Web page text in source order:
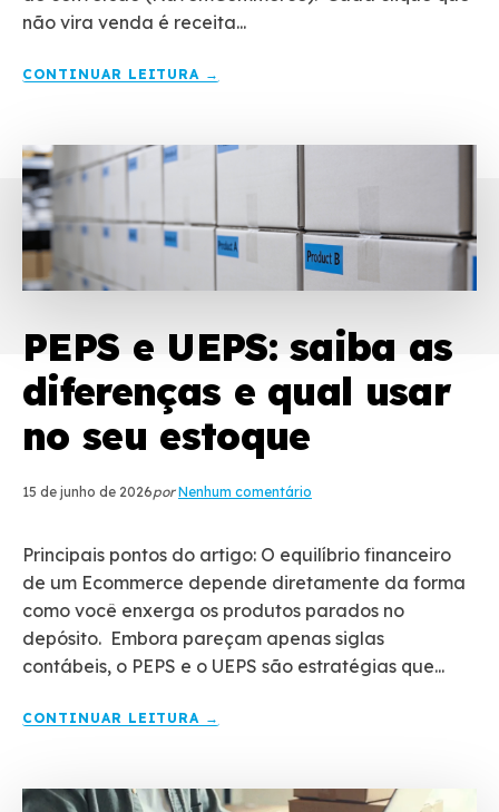
não vira venda é receita...
CONTINUAR LEITURA →
PEPS e UEPS: saiba as
diferenças e qual usar
no seu estoque
15 de junho de 2026por Nenhum comentário
Principais pontos do artigo: O equilíbrio financeiro
de um Ecommerce depende diretamente da forma
como você enxerga os produtos parados no
depósito. Embora pareçam apenas siglas
contábeis, o PEPS e o UEPS são estratégias que...
CONTINUAR LEITURA →